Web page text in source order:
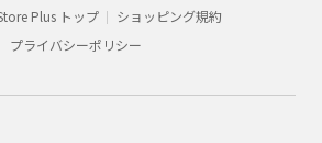
Plus トップ
ショッピング規約
プライバシーポリシー